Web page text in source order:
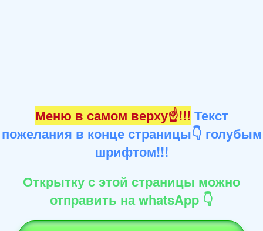
Меню в самом верху☝!!! Текст
пожелания в конце страницы👇 голубым
шрифтом!!!
Открытку с этой страницы можно
отправить на whatsApp 👇